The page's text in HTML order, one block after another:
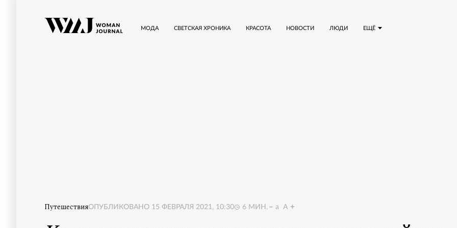
ЕЩЁ
МОДА СВЕТСКАЯ ХРОНИКА КРАСОТА НОВОСТИ ЛЮДИ
ПутешествияОПУБЛИКОВАНО 15 ФЕВРАЛЯ 2021, 10:30 6 МИН. a A